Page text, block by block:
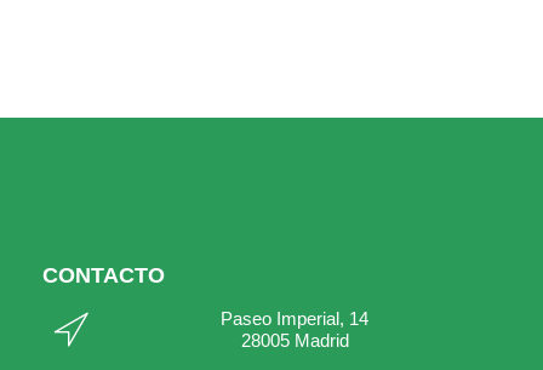
CONTACTO
Paseo Imperial, 14
28005 Madrid